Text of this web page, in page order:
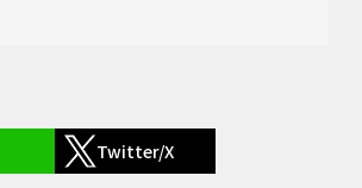
Twitter/X